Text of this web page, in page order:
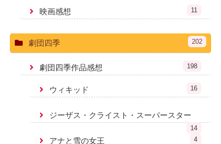
映画感想 11
劇団四季 202
劇団四季作品感想 198
ウィキッド 16
ジーザス・クライスト・スーパースター
14
アナと雪の女王 4